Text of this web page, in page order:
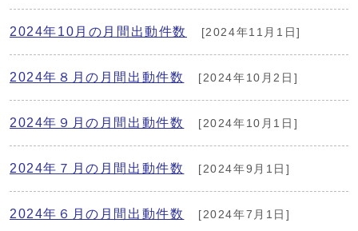
2024年10月の月間出動件数 [2024年11月1日]
2024年８月の月間出動件数 [2024年10月2日]
2024年９月の月間出動件数 [2024年10月1日]
2024年７月の月間出動件数 [2024年9月1日]
2024年６月の月間出動件数 [2024年7月1日]